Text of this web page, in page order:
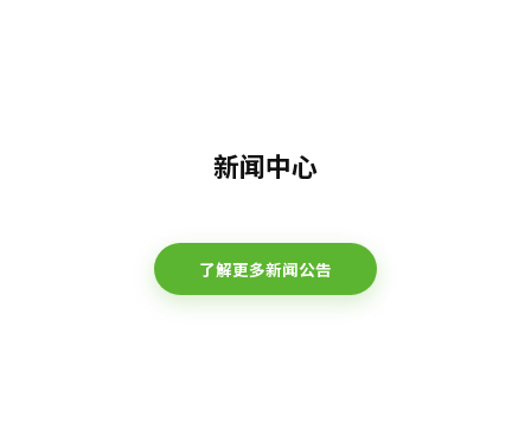
新闻中心
了解更多新闻公告